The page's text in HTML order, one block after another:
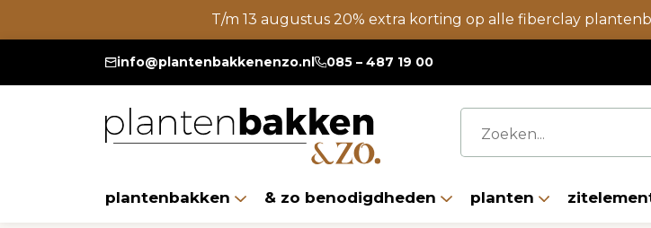
T/m 13 augustus 20% extra korting op alle fiberclay
info@plantenbakkenenzo.nl 085 – 487 19 00
plantenbakken & zo benodigdheden planten